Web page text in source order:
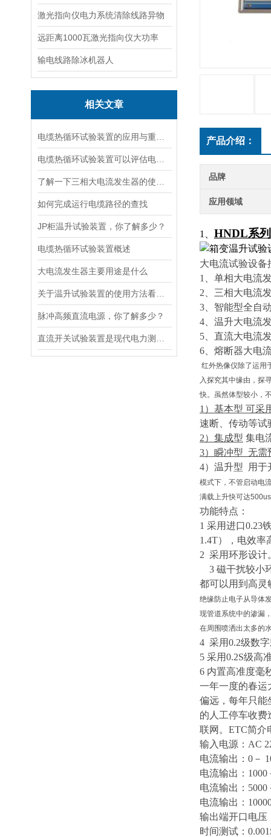
激光指向仪电力系统清除线路异物
远距离1000瓦激光指向仪大功率
输电线路除冰机器人
相关文章
如何完成运行电缆路径的查找
JP柜温升试验装置，你了解多少？
电缆热循环试验装置概述
大电流发生器主要用途是什么
脉冲高频直流电源，你了解多少？
产品介绍：
品牌
应用领域
1、 HNDL系
大电流试验设备
1、单相大电流
2、三相大电流
3、智能型全自
4、温升大电流
5、直流大电流
6、熔断器大电
红外热像仪除了运用
入探究其中缘由，探
快。虽然体型较小，
1） 基本型 可采
速断、传动等试
2） 集成型 集电
3） 瞬冲型 无需
4） 温升型 用于
模式下，不管启动电
满载上升快可达
功能特点：
1 采用进口0.23
1.4T），电效率
2 采用环形设计
3 磁干扰较小
都可以用到高灵
绝缘防止电子从导体
现管道系统中的渗漏
在周围喷洒出太多的
4 采用0.2级数
5 采用0.2S级高
6 内置高准度
一年一度的春运
偏远，每年只能
的人工停车收费
联网。ETC简介
输入电源： AC
电流输出： 0－
电流输出：
电流输出：
电流输出：
输出端开口电压
时间测试：